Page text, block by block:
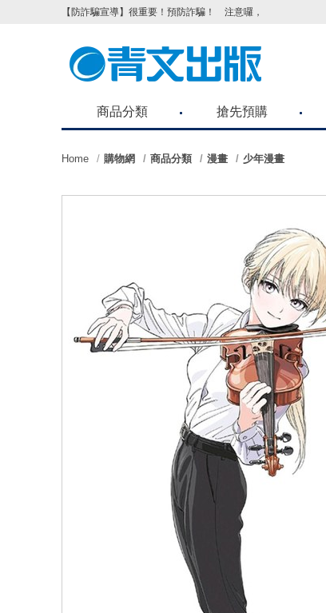
【防詐騙宣導】很重要！預防詐騙！ 注意囉，不要被騙了！
商品分類 搶先預購
Home 購物網 商品分類 漫畫 少年漫畫